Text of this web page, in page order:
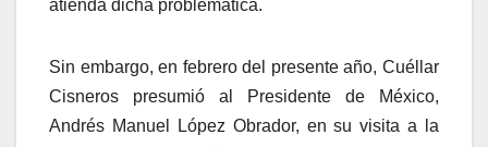
atienda dicha problemática.
Sin embargo, en febrero del presente año, Cuéllar
Cisneros presumió al Presidente de México,
Andrés Manuel López Obrador, en su visita a la